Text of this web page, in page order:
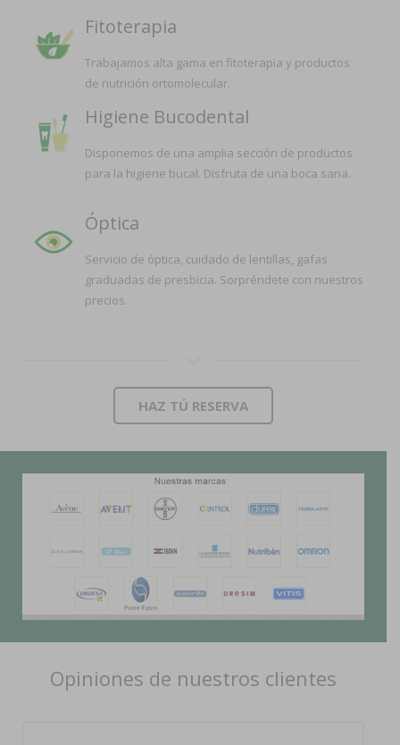
Fitoterapia
Trabajamos alta gama en fitoterapia y productos
de nutrición ortomolecular.
Higiene Bucodental
Disponemos de una amplia sección de productos
para la higiene bucal. Disfruta de una boca sana.
Óptica
Servicio de óptica, cuidado de lentillas, gafas
graduadas de presbicia. Sorpréndete con nuestros
precios.
HAZ TÚ RESERVA
Opiniones de nuestros clientes